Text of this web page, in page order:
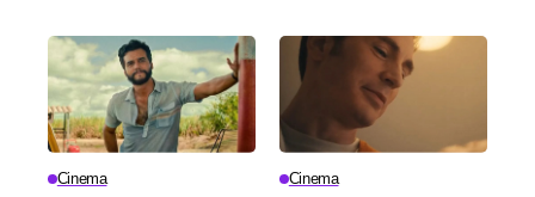
Cinema Cinema